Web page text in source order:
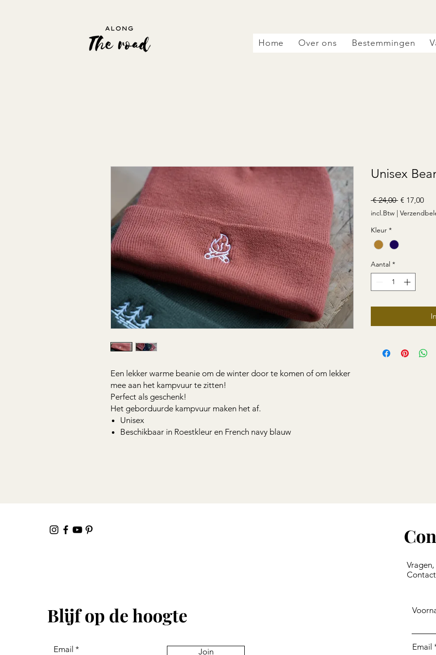
Home Over ons Bestemmingen
Een lekker warme beanie om de winter door te komen of om lekker
mee aan het kampvuur te zitten!
Perfect als geschenk!
Het geborduurde kampvuur maken het af.
Unisex
Beschikbaar in Roestkleur en French navy blauw
Unisex
€ 24,00 Normale
prijs
€ 17,00
incl.Btw |
Kleur *
Aantal *
Blijf op de hoogte
Email Join Email